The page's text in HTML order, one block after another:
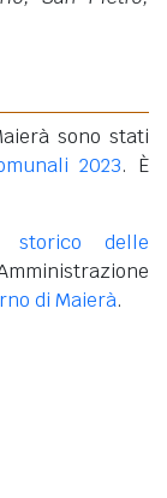
sono stati
2023. È
storico delle
di Maierà.